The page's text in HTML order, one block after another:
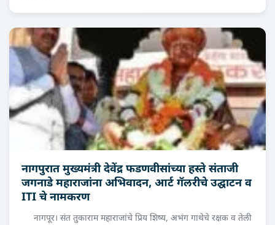
नागपुरात मुख्यमंत्री देवेंद्र फडणवीसांच्या हस्ते संताजी
जगनाडे महाराजांना अभिवादन, आर्ट गॅलरीचे उद्घाटन व
ITI चे नामकरण
नागपूर। संत तुकाराम महाराजांचे प्रिय शिष्य, अभंग गाथेचे रक्षक व तेली